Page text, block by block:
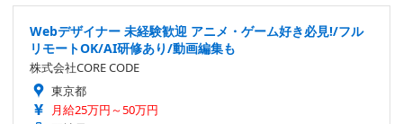
Webデザイナー 未経験歓迎 アニメ・ゲーム好き必見!/フル
リモートOK/AI研修あり/動画編集も
株式会社CORE CODE
東京都
月給25万円～50万円